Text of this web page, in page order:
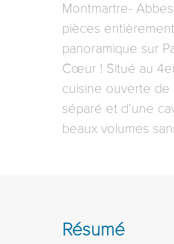
Montmartre-
pièces
panoramique sur
Cœur ! Situé au
cuisine ouverte de
séparé et d’une
beaux volumes
Résumé